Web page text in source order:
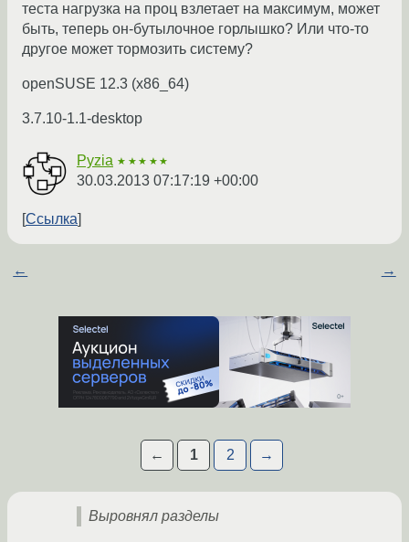
теста нагрузка на проц взлетает на максимум, может
быть, теперь он-бутылочное горлышко? Или что-то
другое может тормозить систему?
openSUSE 12.3 (x86_64)
3.7.10-1.1-desktop
Pyzia ★★★★★
30.03.2013 07:17:19 +00:00
Ссылка
← →
← 1 2 →
Выровнял разделы